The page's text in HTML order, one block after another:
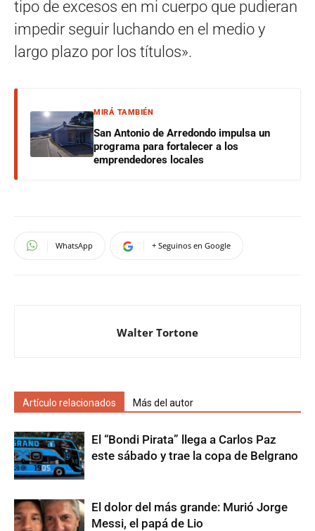
tipo de excesos en mi cuerpo que pudieran
impedir seguir luchando en el medio y
largo plazo por los títulos».
MIRÁ TAMBIÉN
San Antonio de Arredondo impulsa un
programa para fortalecer a los
emprendedores locales
WhatsApp + Seguinos en Google
Walter Tortone
Artículo relacionados Más del autor
El “Bondi Pirata” llega a Carlos Paz
este sábado y trae la copa de Belgrano
El dolor del más grande: Murió Jorge
Messi, el papá de Lio